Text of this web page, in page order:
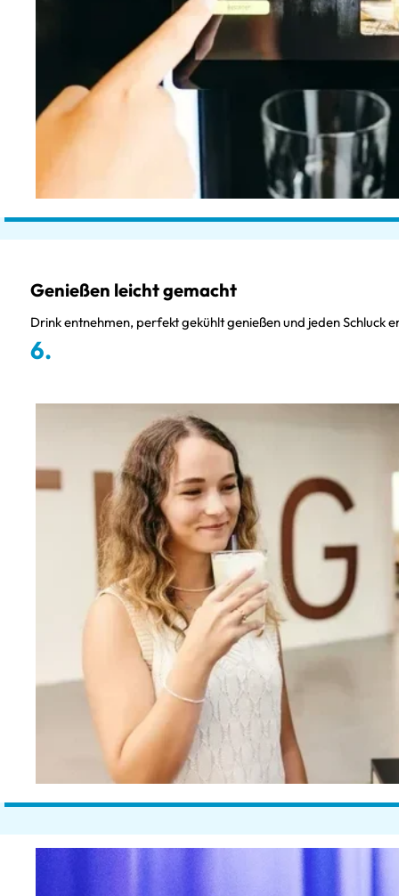
Genießen leicht gemacht
Drink entnehmen, perfekt gekühlt genießen und jeden Schluck
6.